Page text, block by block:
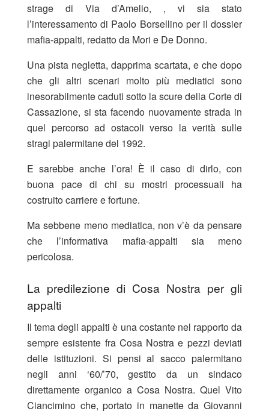
strage di Via d’Amelio, , vi sia stato
l’interessamento di Paolo Borsellino per il dossier
mafia-appalti, redatto da Mori e De Donno.
Una pista negletta, dapprima scartata, e che dopo
che gli altri scenari molto più mediatici sono
inesorabilmente caduti sotto la scure della Corte di
Cassazione, si sta facendo nuovamente strada in
quel percorso ad ostacoli verso la verità sulle
stragi palermitane del 1992.
E sarebbe anche l’ora! È il caso di dirlo, con
buona pace di chi su mostri processuali ha
costruito carriere e fortune.
Ma sebbene meno mediatica, non v’è da pensare
che l’informativa mafia-appalti sia meno
pericolosa.
La predilezione di Cosa Nostra per gli
appalti
Il tema degli appalti è una costante nel rapporto da
sempre esistente fra Cosa Nostra e pezzi deviati
delle istituzioni. Si pensi al sacco palermitano
negli anni ‘60/’70, gestito da un sindaco
direttamente organico a Cosa Nostra. Quel Vito
Ciancimino che, portato in manette da Giovanni